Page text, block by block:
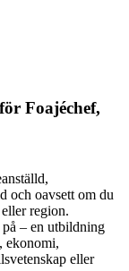
Foajéchef,